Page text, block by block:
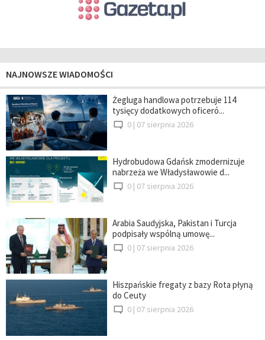
NAJNOWSZE WIADOMOŚCI
Żegluga handlowa potrzebuje 114
tysięcy dodatkowych oficeró...
0 | 07 sierpnia 2026
Hydrobudowa Gdańsk zmodernizuje
nabrzeża we Władysławowie d...
0 | 07 sierpnia 2026
Arabia Saudyjska, Pakistan i Turcja
podpisały wspólną umowę...
0 | 07 sierpnia 2026
Hiszpańskie fregaty z bazy Rota płyną
do Ceuty
0 | 07 sierpnia 2026